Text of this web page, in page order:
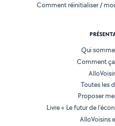
Comment réinitialiser /
Qui
Comment
Toutes les
Proposer
Livre « Le futur de
AlloVoisins